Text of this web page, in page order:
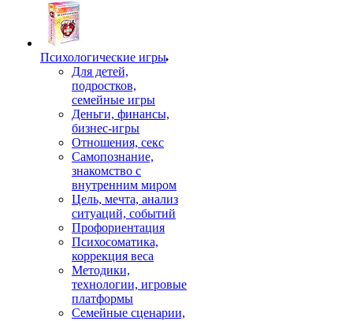
Психологические игры
Для детей,
подростков,
семейные игры
Деньги, финансы,
бизнес-игры
Отношения, секс
Самопознание,
знакомство с
внутренним миром
Цель, мечта, анализ
ситуаций, событий
Профориентация
Психосоматика,
коррекция веса
Методики,
технологии, игровые
платформы
Семейные сценарии,